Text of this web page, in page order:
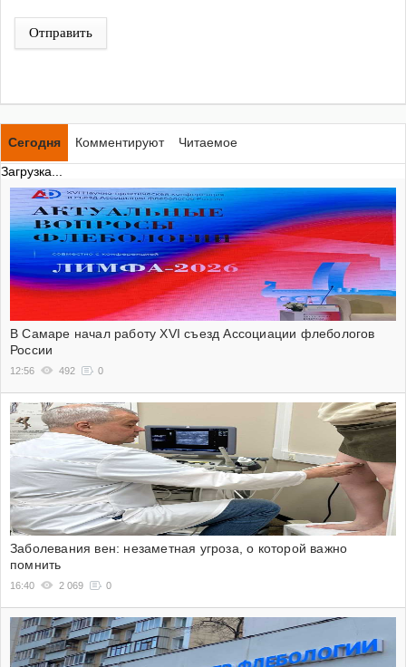
Отправить
Сегодня Комментируют
Читаемое
Загрузка...
В Самаре начал работу XVI съезд Ассоциации флебологов
России
12:56 492 0
Заболевания вен: незаметная угроза, о которой важно
помнить
16:40 2 069 0